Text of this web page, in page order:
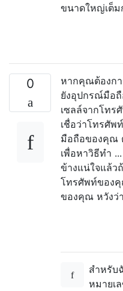
ขนาดใหญ่เต็ม
0
หากคุณต้องก
ยังอุปกรณ์มือ
เซลล์จากโท
เชื่อว่าโทรศัพ
มือถือของคุณ
เพื่อหาวิธีทำ
ข้างแน่ใจแล้ว
โทรศัพท์ของ
ของคุณ หวังว่
สำหรับ
หมายเ